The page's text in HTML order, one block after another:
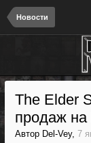
Новости
The Elder
продаж на
Автор Del-Vey, 7